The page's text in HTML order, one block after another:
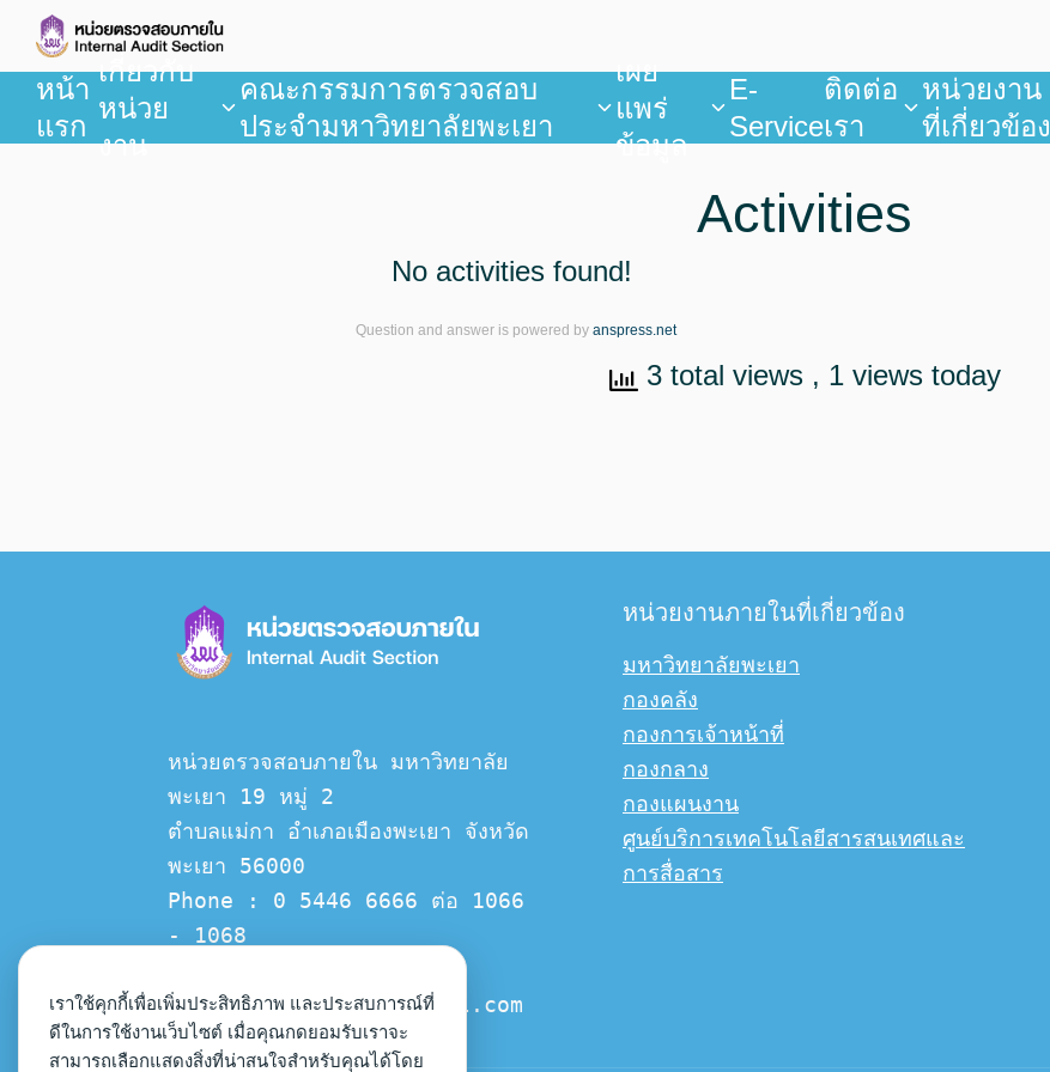
หน้า
แรก
เกี่ยวกับ
หน่วย
งาน
คณะกรรมการตรวจสอบ
ประจำมหาวิทยาลัยพะเยา
เผย
แพร่
ข้อมูล
E-
Service
ติดต่อ
เรา
หน่วยงาน
ที่เกี่ยวข้อง
Activities
No activities found!
Question and answer is powered by anspress.net
3 total views , 1 views today
หน่วยตรวจสอบภายใน มหาวิทยาลัย
พะเยา 19 หมู่ 2
ตำบลแม่กา อำเภอเมืองพะเยา จังหวัด
พะเยา 56000
Phone : 0 5446 6666 ต่อ 1066
- 1068
up.intermal.audit@gmail.com
หน่วยงานภายในที่เกี่ยวข้อง
มหาวิทยาลัยพะเยา
กองคลัง
กองการเจ้าหน้าที่
กองกลาง
กองแผนงาน
ศูนย์บริการเทคโนโลยีสารสนเทศและ
การสื่อสาร
เราใช้คุกกี้เพื่อเพิ่มประสิทธิภาพ และประสบการณ์ที่
ดีในการใช้งานเว็บไซต์ เมื่อคุณกดยอมรับเราจะ
สามารถเลือกแสดงสิ่งที่น่าสนใจสำหรับคุณได้โดย